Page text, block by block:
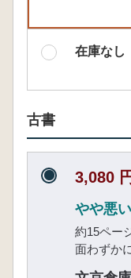
在庫なし
古書
3,080
やや悪い
約15ペー
面わずか